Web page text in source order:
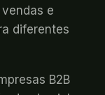
e
diferentes
B2B